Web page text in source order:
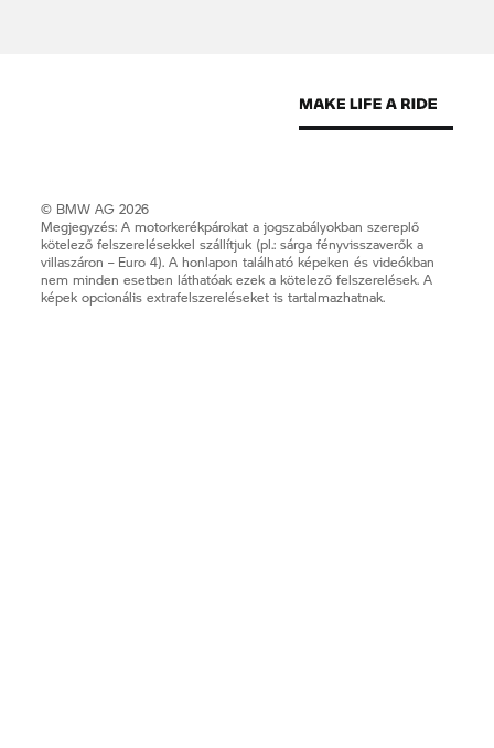
© BMW AG 2026
Megjegyzés: A motorkerékpárokat a jogszabályokban szereplő
kötelező felszerelésekkel szállítjuk (pl.: sárga fényvisszaverők a
villaszáron – Euro 4). A honlapon található képeken és videókban
nem minden esetben láthatóak ezek a kötelező felszerelések. A
képek opcionális extrafelszereléseket is tartalmazhatnak.